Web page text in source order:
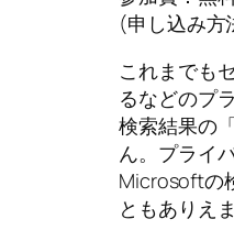
(申し込み方
これまでも
るなどのプ
検索結果の
ん。プライ
Microsoftの
ともありえま